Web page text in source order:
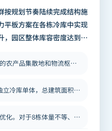
按规划节奏陆续完成结构施
平板方案在各栋冷库中实现
，园区整体库容密度达到规
对结构特…
临沂是中国重要的农产品集散地和物流枢纽城市，冷链物流需求体量较大。山东云仓冷链有限公司依托临沂的区位优势，规划建设大…
园区规划建设8栋独立冷库单体，总建筑面积约32万㎡。这一体量决定了项目不是单栋冷库建设经验的简单复制，而是要在统一规…
统一标准，分栋优化。对于8栋体量不等、使用功能略有差异的冷库，BICP采取"统一设计标准、分栋针对优化"的技术策略：…